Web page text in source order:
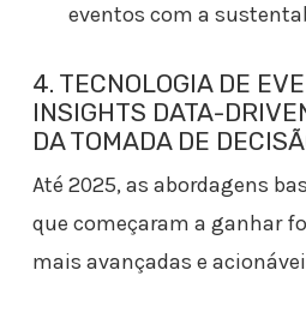
eventos com a
4. TECNOLOGIA DE
INSIGHTS DATA-
DA TOMADA DE
Até 2025, as abordagens
que começaram a ganhar
mais avançadas e